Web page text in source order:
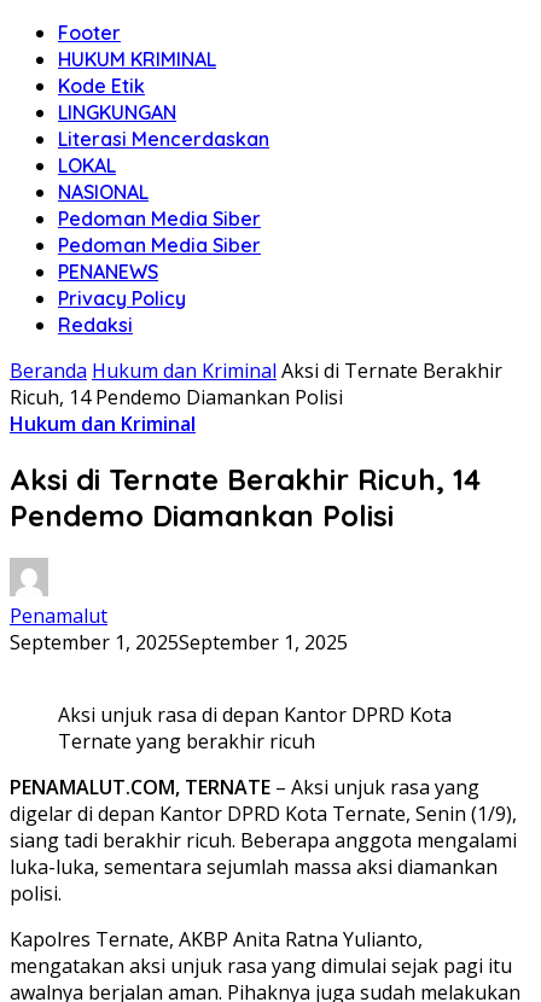
Footer
HUKUM KRIMINAL
Kode Etik
LINGKUNGAN
Literasi Mencerdaskan
LOKAL
NASIONAL
Pedoman Media Siber
Pedoman Media Siber
PENANEWS
Privacy Policy
Redaksi
Beranda Hukum dan Kriminal Aksi di Ternate Berakhir
Ricuh, 14 Pendemo Diamankan Polisi
Hukum dan Kriminal
Aksi di Ternate Berakhir Ricuh, 14
Pendemo Diamankan Polisi
Penamalut
September 1, 2025September 1, 2025
Aksi unjuk rasa di depan Kantor DPRD Kota
Ternate yang berakhir ricuh
PENAMALUT.COM, TERNATE – Aksi unjuk rasa yang
digelar di depan Kantor DPRD Kota Ternate, Senin (1/9),
siang tadi berakhir ricuh. Beberapa anggota mengalami
luka-luka, sementara sejumlah massa aksi diamankan
polisi.
Kapolres Ternate, AKBP Anita Ratna Yulianto,
mengatakan aksi unjuk rasa yang dimulai sejak pagi itu
awalnya berjalan aman. Pihaknya juga sudah melakukan